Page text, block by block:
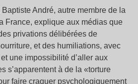
André, autre membre de la
France, explique aux médias que
privations délibérées de
et des humiliations, avec
une impossibilité d’aller aux
s’apparentent à de la «torture
faire craquer psychologiquement